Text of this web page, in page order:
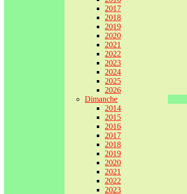
2017
2018
2019
2020
2021
2022
2023
2024
2025
2026
Dimanche
2014
2015
2016
2017
2018
2019
2020
2021
2022
2023